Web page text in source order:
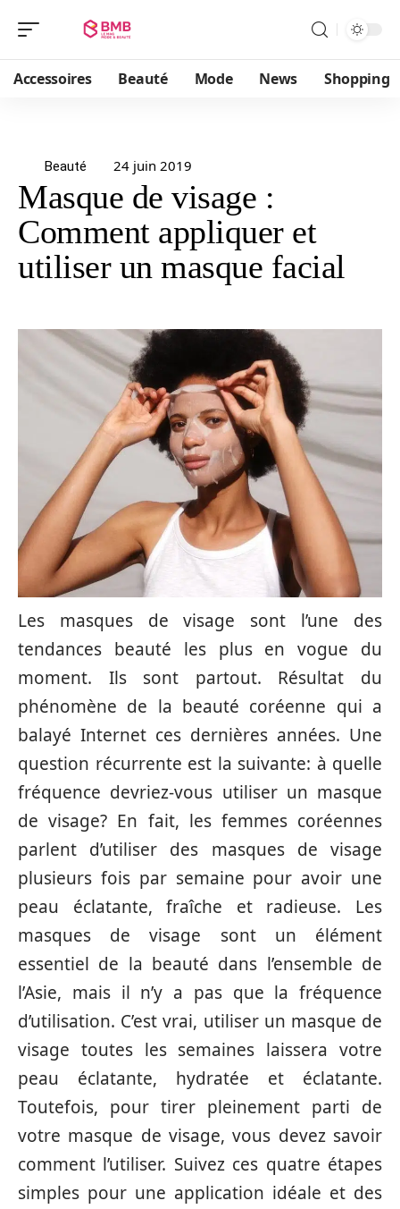
Accessoires Beauté Mode News Shopping
Beauté 24 juin 2019
Masque de visage :
Comment appliquer et
utiliser un masque facial
Les masques de visage sont l’une des
tendances beauté les plus en vogue du
moment. Ils sont partout. Résultat du
phénomène de la beauté coréenne qui a
balayé Internet ces dernières années. Une
question récurrente est la suivante: à quelle
fréquence devriez-vous utiliser un masque
de visage? En fait, les femmes coréennes
parlent d’utiliser des masques de visage
plusieurs fois par semaine pour avoir une
peau éclatante, fraîche et radieuse. Les
masques de visage sont un élément
essentiel de la beauté dans l’ensemble de
l’Asie, mais il n’y a pas que la fréquence
d’utilisation. C’est vrai, utiliser un masque de
visage toutes les semaines laissera votre
peau éclatante, hydratée et éclatante.
Toutefois, pour tirer pleinement parti de
votre masque de visage, vous devez savoir
comment l’utiliser. Suivez ces quatre étapes
simples pour une application idéale et des